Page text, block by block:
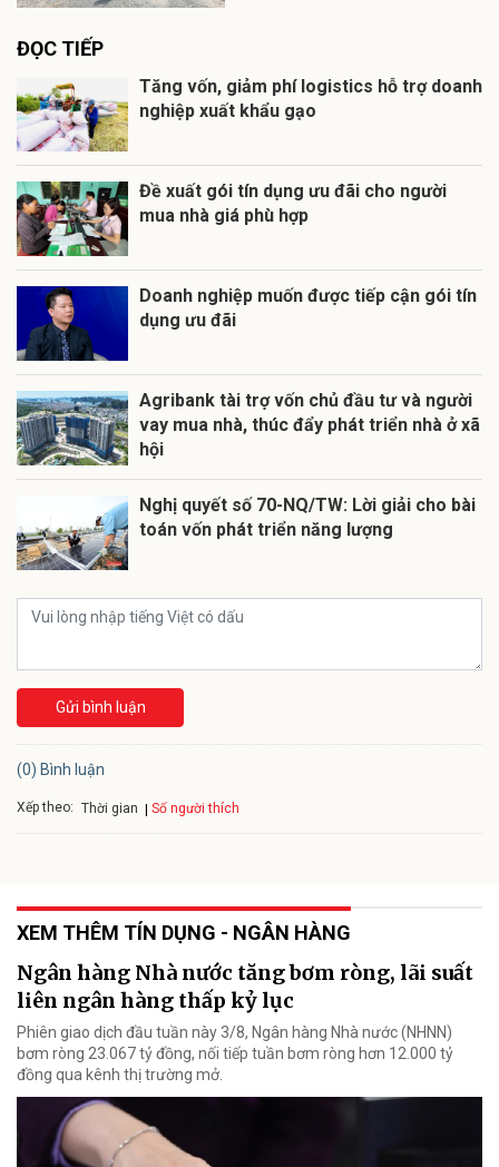
ĐỌC TIẾP
Tăng vốn, giảm phí logistics hỗ trợ doanh
nghiệp xuất khẩu gạo
Đề xuất gói tín dụng ưu đãi cho người
mua nhà giá phù hợp
Doanh nghiệp muốn được tiếp cận gói tín
dụng ưu đãi
Agribank tài trợ vốn chủ đầu tư và người
vay mua nhà, thúc đẩy phát triển nhà ở xã
hội
Nghị quyết số 70-NQ/TW: Lời giải cho bài
toán vốn phát triển năng lượng
Gửi bình luận
(0) Bình luận
Xếp theo: Thời gian Số người thích
XEM THÊM TÍN DỤNG - NGÂN HÀNG
Ngân hàng Nhà nước tăng bơm ròng, lãi suất
liên ngân hàng thấp kỷ lục
Phiên giao dịch đầu tuần này 3/8, Ngân hàng Nhà nước (NHNN)
bơm ròng 23.067 tỷ đồng, nối tiếp tuần bơm ròng hơn 12.000 tỷ
đồng qua kênh thị trường mở.